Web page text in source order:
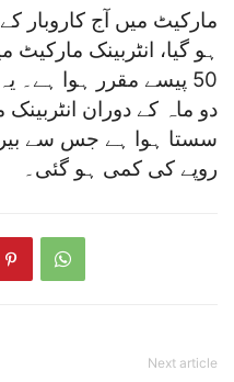
50 پیسے مقرر ہوا ہے۔
روپے کی کمی ہو گئی۔
Next article